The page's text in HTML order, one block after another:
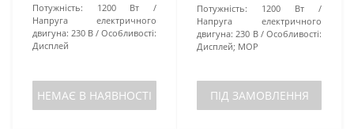
Потужність:
1200 Вт
Напруга електричного
двигуна: 230 В
Особливості:
Дисплей
НЕМАЄ В НАЯВНОСТІ
Потужність:
1200 Вт
Напруга електричного
двигуна: 230 В
Особливості:
Дисплей; МОР
ПІД ЗАМОВЛЕННЯ